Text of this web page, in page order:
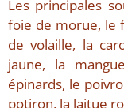
Les principales
foie de morue, le
de volaille, la
jaune, la
épinards, le
potiron, la laitue